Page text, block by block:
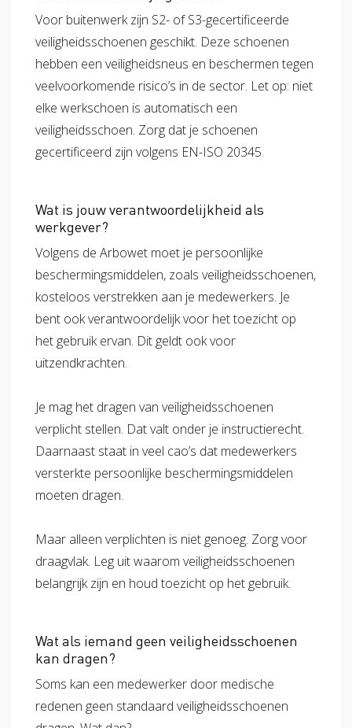
Voor buitenwerk zijn S2- of S3-gecertificeerde
veiligheidsschoenen geschikt. Deze schoenen
hebben een veiligheidsneus en beschermen tegen
veelvoorkomende risico’s in de sector. Let op: niet
elke werkschoen is automatisch een
veiligheidsschoen. Zorg dat je schoenen
gecertificeerd zijn volgens EN-ISO 20345.
Wat is jouw verantwoordelijkheid als
werkgever?
Volgens de Arbowet moet je persoonlijke
beschermingsmiddelen, zoals veiligheidsschoenen,
kosteloos verstrekken aan je medewerkers. Je
bent ook verantwoordelijk voor het toezicht op
het gebruik ervan. Dit geldt ook voor
uitzendkrachten.
Je mag het dragen van veiligheidsschoenen
verplicht stellen. Dat valt onder je instructierecht.
Daarnaast staat in veel cao’s dat medewerkers
versterkte persoonlijke beschermingsmiddelen
moeten dragen.
Maar alleen verplichten is niet genoeg. Zorg voor
draagvlak. Leg uit waarom veiligheidsschoenen
belangrijk zijn en houd toezicht op het gebruik.
Wat als iemand geen veiligheidsschoenen
kan dragen?
Soms kan een medewerker door medische
redenen geen standaard veiligheidsschoenen